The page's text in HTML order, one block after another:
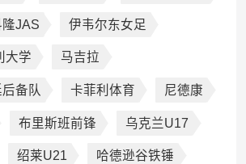
JAS 伊韦尔东女足
大学 马吉拉
备队 卡菲利体育 尼德康
布里斯班前锋 乌克兰U17
绍莱U21 哈德逊谷铁锤